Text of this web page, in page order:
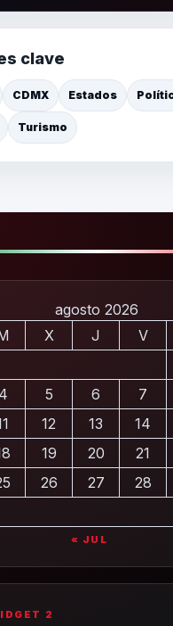
clave
CDMX Estados
Turismo
agosto 2026
X J V
4 5 6 7
12 13 14
19 20 21
26 27 28
« JUL
2